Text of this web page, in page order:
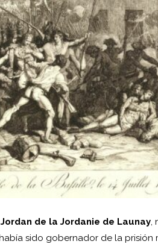
de la Jordanie de Launay,
sido gobernador de la prisión